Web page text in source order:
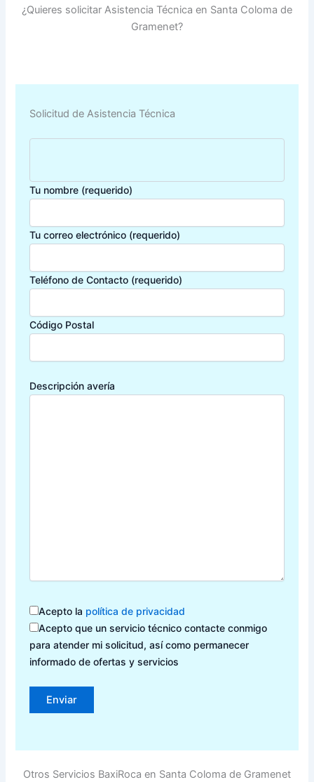
¿Quieres solicitar Asistencia Técnica en Santa Coloma de
Gramenet?
Solicitud de Asistencia Técnica
Tu nombre (requerido)
Tu correo electrónico (requerido)
Teléfono de Contacto (requerido)
Código Postal
Descripción avería
Acepto la política de privacidad
Acepto que un servicio técnico contacte conmigo
para atender mi solicitud, así como permanecer
informado de ofertas y servicios
Otros Servicios BaxiRoca en Santa Coloma de Gramenet